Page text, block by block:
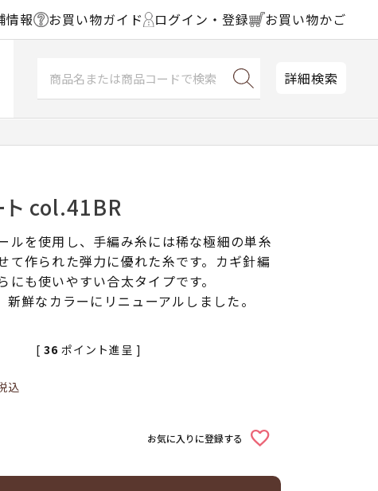
情報 お買い物ガイド ログイン・登録 お買い物かご
詳細検索
ト col.41BR
ルを使用し、手編み糸には稀な極細の単糸
て作られた弾力に優れた糸です。カギ針編
にも使いやすい合太タイプです。
鮮なカラーにリニューアルしました。
込
[ 36 ポイント進呈 ]
お気に入りに登録する